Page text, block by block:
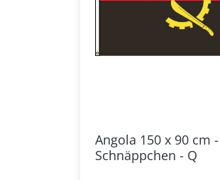
Angola 150 x 90 cm -
Schnäppchen - Q